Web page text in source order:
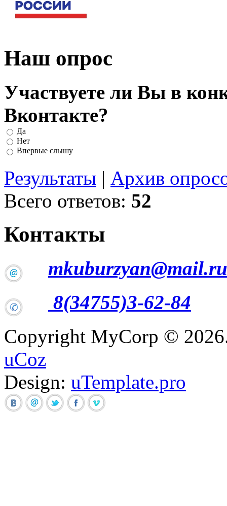
Наш опрос
Участвуете ли Вы в
Вконтакте?
Да
Нет
Впервые слышу
Результаты | Архив
Всего ответов: 52
Контакты
mkuburzyan@mail.ru
8(34755)3-62-84
Copyright MyCorp © 2026
uCoz
Design: uTemplate.pro